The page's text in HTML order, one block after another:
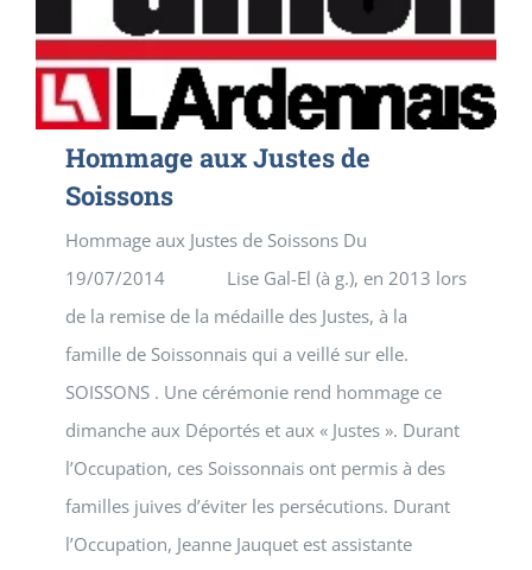
Hommage aux Justes de
Soissons
Hommage aux Justes de Soissons Du
19/07/2014 Lise Gal-El (à g.), en 2013 lors
de la remise de la médaille des Justes, à la
famille de Soissonnais qui a veillé sur elle.
SOISSONS . Une cérémonie rend hommage ce
dimanche aux Déportés et aux « Justes ». Durant
l’Occupation, ces Soissonnais ont permis à des
familles juives d’éviter les persécutions. Durant
l’Occupation, Jeanne Jauquet est assistante